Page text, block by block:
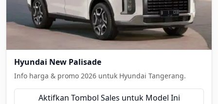
Hyundai New Palisade
Info harga & promo 2026 untuk Hyundai Tangerang.
Aktifkan Tombol Sales untuk Model Ini